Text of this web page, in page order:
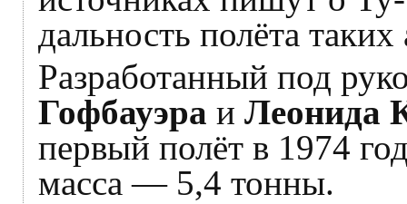
дальность полёта
Разработанный под
Гофбауэра и Леонида
первый полёт в 1974
масса — 5,4 тонны.